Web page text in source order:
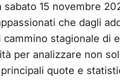
sabato 15 novembre
che dagli
stagionale di
per analizzare non
quote e